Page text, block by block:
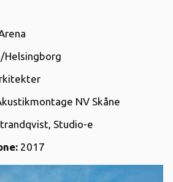
Helsingborg
NV Skåne
Studio-e
2017